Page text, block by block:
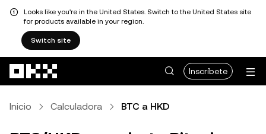
Looks like you're in the United States. Switch to the United States site
for products available in your region.
Switch site
Inscríbete
Inicio Calculadora BTC a HKD